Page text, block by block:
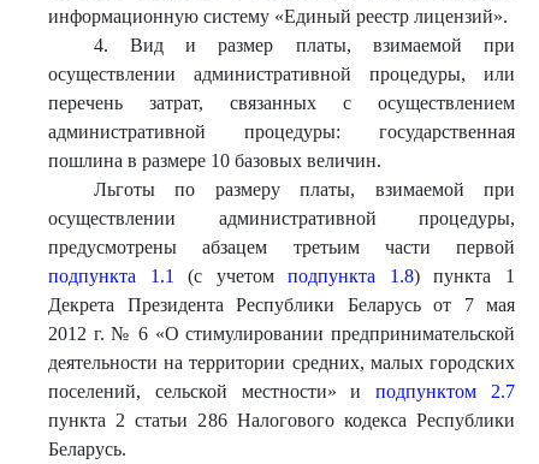
информационную систему «Единый реестр лицензий».
4. Вид и размер платы, взимаемой при
осуществлении административной процедуры, или
перечень затрат, связанных с осуществлением
административной процедуры: государственная
пошлина в размере 10 базовых величин.
Льготы по размеру платы, взимаемой при
осуществлении административной процедуры,
предусмотрены абзацем третьим части первой
подпункта 1.1
(с учетомподпункта 1.8) пункта 1
Декрета Президента Республики Беларусь от 7 мая
2012 г. № 6 «О стимулировании предпринимательской
деятельности на территории средних, малых городских
поселений, сельской местности» иподпунктом 2.7
пункта 2 статьи 286 Налогового кодекса Республики
Беларусь.